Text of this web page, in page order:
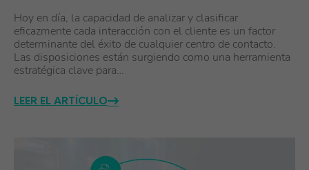
Hoy en día, la capacidad de analizar y clasificar
eficazmente cada interacción con el cliente es un factor
determinante del éxito de cualquier centro de contacto.
Las disposiciones están surgiendo como una herramienta
estratégica clave para…
LEER EL ARTÍCULO